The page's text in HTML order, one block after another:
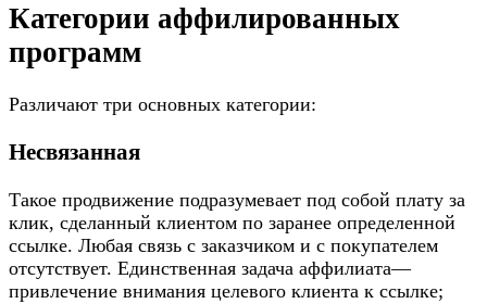
Категории аффилированных
программ
Различают три основных категории:
Несвязанная
Такое продвижение подразумевает под собой плату за
клик, сделанный клиентом по заранее определенной
ссылке. Любая связь с заказчиком и с покупателем
отсутствует. Единственная задача аффилиата—
привлечение внимания целевого клиента к ссылке;